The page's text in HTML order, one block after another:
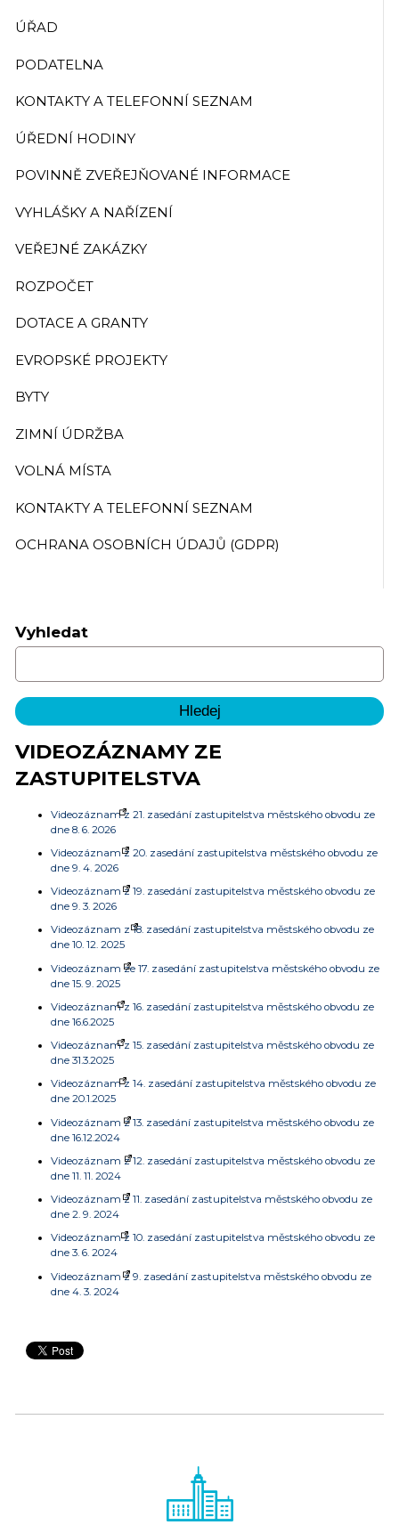
ÚŘAD
PODATELNA
KONTAKTY A TELEFONNÍ SEZNAM
ÚŘEDNÍ HODINY
POVINNĚ ZVEŘEJŇOVANÉ INFORMACE
VYHLÁŠKY A NAŘÍZENÍ
VEŘEJNÉ ZAKÁZKY
ROZPOČET
DOTACE A GRANTY
EVROPSKÉ PROJEKTY
BYTY
ZIMNÍ ÚDRŽBA
VOLNÁ MÍSTA
KONTAKTY A TELEFONNÍ SEZNAM
OCHRANA OSOBNÍCH ÚDAJŮ (GDPR)
Vyhledat
VIDEOZÁZNAMY ZE
ZASTUPITELSTVA
Videozáznam z 21. zasedání zastupitelstva městského obvodu ze
dne 8. 6. 2026
Videozáznam z 20. zasedání zastupitelstva městského obvodu ze
dne 9. 4. 2026
Videozáznam z 19. zasedání zastupitelstva městského obvodu ze
dne 9. 3. 2026
Videozáznam z 18. zasedání zastupitelstva městského obvodu ze
dne 10. 12. 2025
Videozáznam ze 17. zasedání zastupitelstva městského obvodu ze
dne 15. 9. 2025
Videozáznam z 16. zasedání zastupitelstva městského obvodu ze
dne 16.6.2025
Videozáznam z 15. zasedání zastupitelstva městského obvodu ze
dne 31.3.2025
Videozáznam z 14. zasedání zastupitelstva městského obvodu ze
dne 20.1.2025
Videozáznam z 13. zasedání zastupitelstva městského obvodu ze
dne 16.12.2024
Videozáznam z 12. zasedání zastupitelstva městského obvodu ze
dne 11. 11. 2024
Videozáznam z 11. zasedání zastupitelstva městského obvodu ze
dne 2. 9. 2024
Videozáznam z 10. zasedání zastupitelstva městského obvodu ze
dne 3. 6. 2024
Videozáznam z 9. zasedání zastupitelstva městského obvodu ze
dne 4. 3. 2024